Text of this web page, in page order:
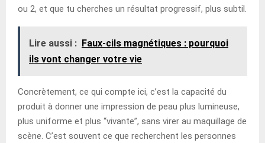
ou 2, et que tu cherches un résultat progressif, plus subtil.
Lire aussi : Faux-cils magnétiques : pourquoi
ils vont changer votre vie
Concrètement, ce qui compte ici, c’est la capacité du
produit à donner une impression de peau plus lumineuse,
plus uniforme et plus “vivante”, sans virer au maquillage de
scène. C’est souvent ce que recherchent les personnes